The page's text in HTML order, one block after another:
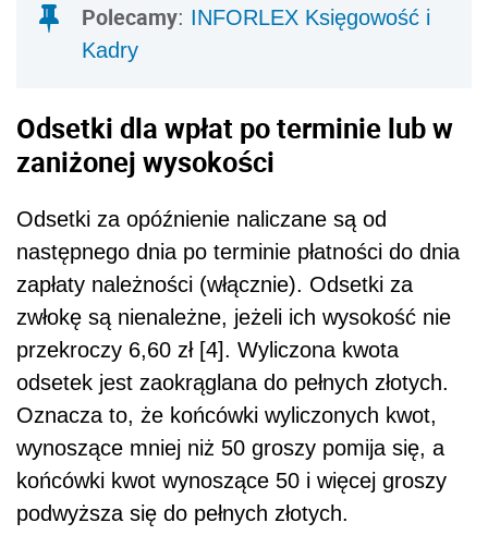
Polecamy: INFORLEX Księgowość i
Kadry
Odsetki dla wpłat po terminie lub w
zaniżonej wysokości
Odsetki za opóźnienie naliczane są od
następnego dnia po terminie płatności do dnia
zapłaty należności (włącznie). Odsetki za
zwłokę są nienależne, jeżeli ich wysokość nie
przekroczy 6,60 zł [4]. Wyliczona kwota
odsetek jest zaokrąglana do pełnych złotych.
Oznacza to, że końcówki wyliczonych kwot,
wynoszące mniej niż 50 groszy pomija się, a
końcówki kwot wynoszące 50 i więcej groszy
podwyższa się do pełnych złotych.